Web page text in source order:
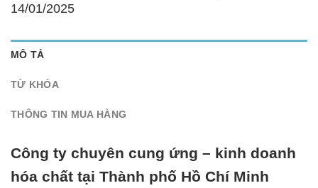
14/01/2025
MÔ TẢ
TỪ KHÓA
THÔNG TIN MUA HÀNG
Công ty chuyên cung ứng – kinh doanh
hóa chất tại Thành phố Hồ Chí Minh